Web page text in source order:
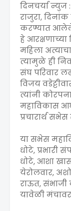
दिनचर्या न्युज
राजुरा, दिनांक
करण्यात आलेले
हे आरक्षणाच्या
महिला
त्यामुळे ही
संघ परिवार
विजय
त्यांनी
महाविकास
प्रचारार्थ
या सभेस
धोटे, प्रभारी
धोटे, आशा
येरोलवार,
राऊत,
यावेळी